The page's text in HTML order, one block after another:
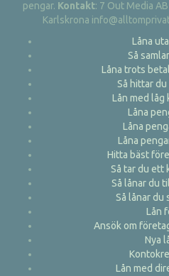
pengar. Kontakt: 7 Out Media
Karlskrona
Låna
Så
Låna trots
Så hittar
Lån med
Låna
Låna
Låna
Hitta bäst
Så tar du ett
Så lånar du
Så lånar du
Lån
Ansök om
Nya
Lån med